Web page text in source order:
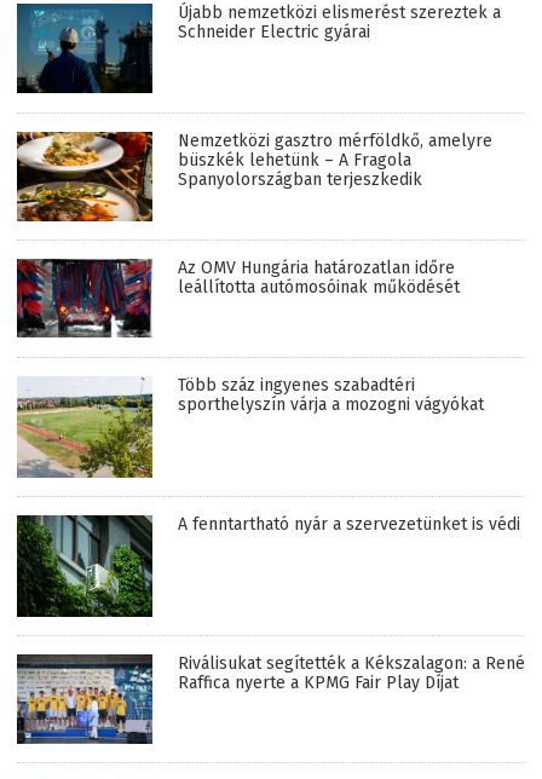
Újabb nemzetközi elismerést szereztek a
Schneider Electric gyárai
Nemzetközi gasztro mérföldkő, amelyre
büszkék lehetünk – A Fragola
Spanyolországban terjeszkedik
Az OMV Hungária határozatlan időre
leállította autómosóinak működését
Több száz ingyenes szabadtéri
sporthelyszín várja a mozogni vágyókat
A fenntartható nyár a szervezetünket is védi
Riválisukat segítették a Kékszalagon: a René
Raffica nyerte a KPMG Fair Play Díjat